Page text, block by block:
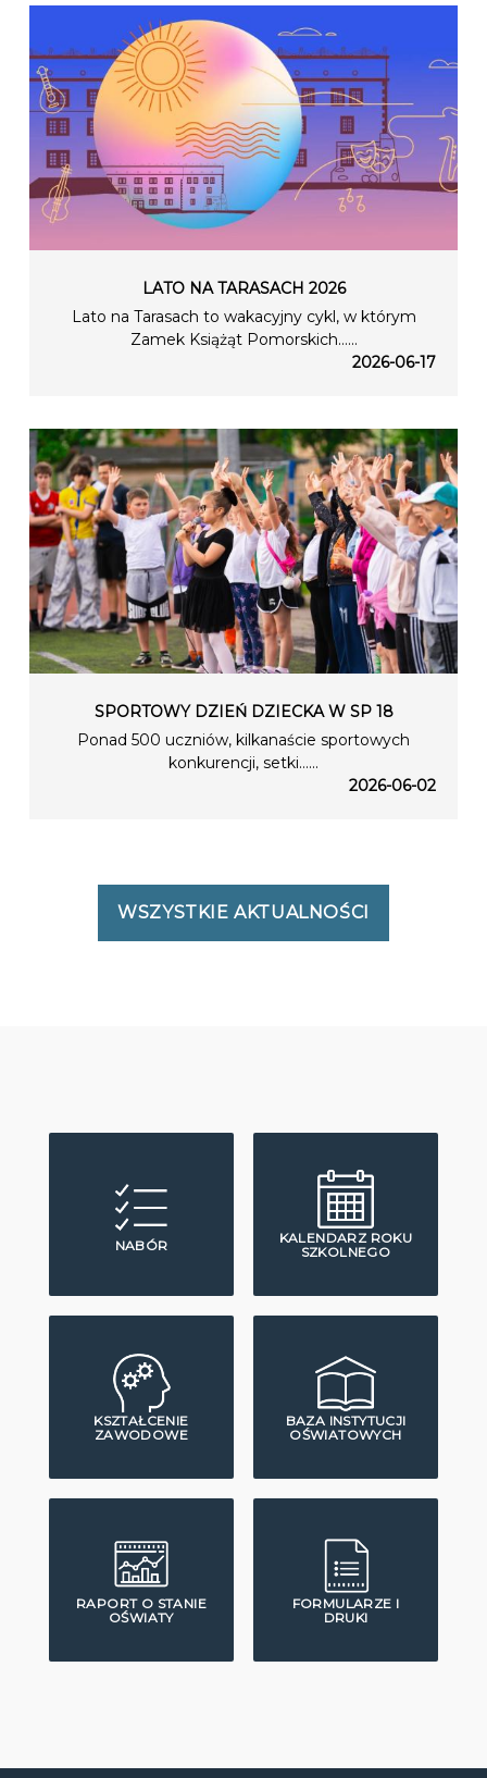
LATO NA TARASACH 2026
Lato na Tarasach to wakacyjny cykl, w którym
Zamek Książąt Pomorskich…...
2026-06-17
SPORTOWY DZIEŃ DZIECKA W SP 18
Ponad 500 uczniów, kilkanaście sportowych
konkurencji, setki…...
2026-06-02
WSZYSTKIE AKTUALNOŚCI
NABÓR
KALENDARZ ROKU
SZKOLNEGO
KSZTAŁCENIE
ZAWODOWE
BAZA INSTYTUCJI
OŚWIATOWYCH
RAPORT O STANIE
OŚWIATY
FORMULARZE I
DRUKI